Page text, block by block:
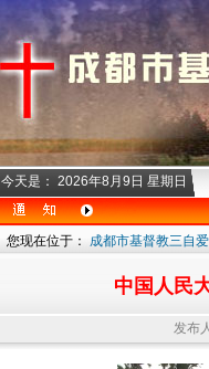
今天是： 2026年8月9日 星期日
您现在位于： 成都市基督教三自
中国人民
发布